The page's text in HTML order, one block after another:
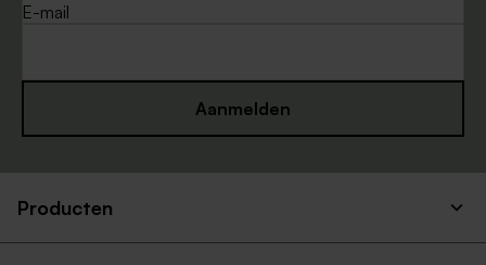
Ecru zelfklevende envelop
E-mail
Aanmelden
Producten